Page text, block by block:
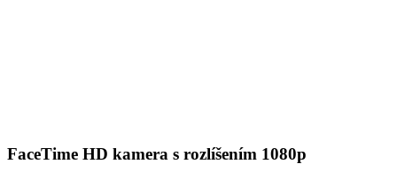
FaceTime HD kamera s rozlíšením 1080p